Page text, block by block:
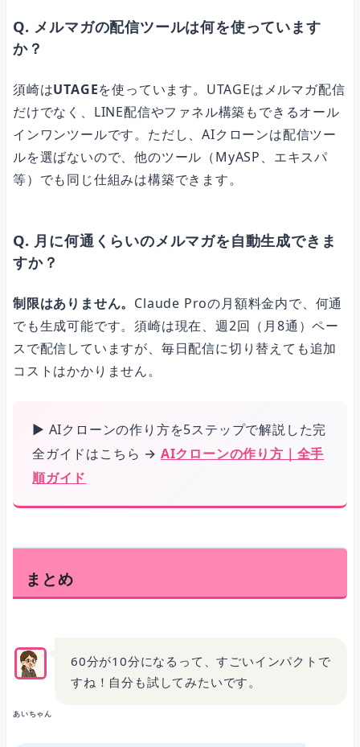
Q. メルマガの配信ツールは何を使っています
か？
須崎はUTAGEを使っています。UTAGEはメルマガ配信
だけでなく、LINE配信やファネル構築もできるオール
インワンツールです。ただし、AIクローンは配信ツー
ルを選ばないので、他のツール（MyASP、エキスパ
等）でも同じ仕組みは構築できます。
Q. 月に何通くらいのメルマガを自動生成できま
すか？
制限はありません。 Claude Proの月額料金内で、何通
でも生成可能です。須崎は現在、週2回（月8通）ペー
スで配信していますが、毎日配信に切り替えても追加
コストはかかりません。
▶ AIクローンの作り方を5ステップで解説した完
全ガイドはこちら → AIクローンの作り方｜全手
順ガイド
まとめ
あいちゃん
60分が10分になるって、すごいインパクトで
すね！自分も試してみたいです。